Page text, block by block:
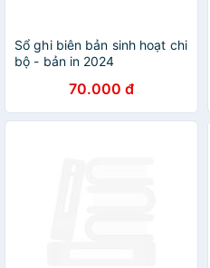
Sổ ghi biên bản sinh hoạt chi
bộ - bản in 2024
70.000 đ